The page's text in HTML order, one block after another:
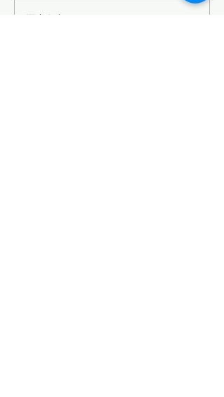
撰寫留言......